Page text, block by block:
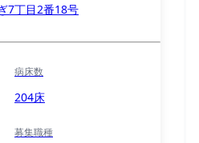
7丁目2番18号
病床数
204床
募集職種